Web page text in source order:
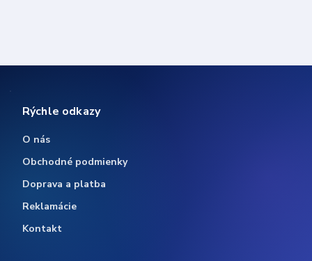
Rýchle odkazy
O nás
Obchodné podmienky
Doprava a platba
Reklamácie
Kontakt